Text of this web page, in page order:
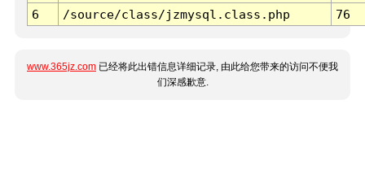
6
/source/class/jzmysql.class.php 76
www.365jz.com 已经将此出错信息详细记录, 由此给您带来的访问不便我
们深感歉意.